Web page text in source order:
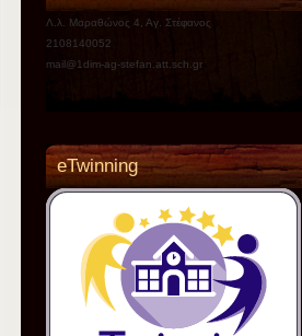
Λ.λ. Μαραθώνος 4, Αγ. Στέφανος
2108140052
mail@1dim-ag-stefan.att.sch.gr
eTwinning